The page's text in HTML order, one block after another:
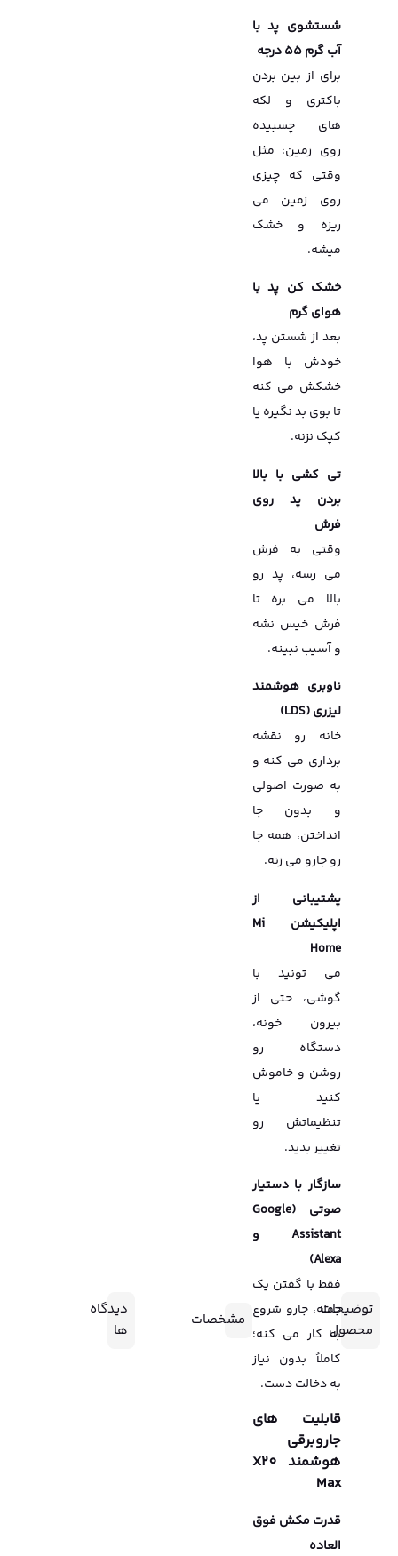
توضیحات
محصول
شستشوی پد با
آب گرم ۵۵ درجه
برای از بین بردن
باکتری و لکه
های چسبیده
روی زمین؛ مثل
وقتی که چیزی
روی زمین می
ریزه و خشک
میشه.
خشک کن پد با
هوای گرم
بعد از شستن پد،
خودش با هوا
خشکش می کنه
تا بوی بد نگیره یا
کپک نزنه.
تی کشی با بالا
بردن پد روی
فرش
وقتی به فرش
می رسه، پد رو
بالا می بره تا
فرش خیس نشه
و آسیب نبینه.
ناوبری هوشمند
لیزری (LDS)
خانه رو نقشه
برداری می کنه و
به صورت اصولی
و بدون جا
انداختن، همه جا
رو جارو می زنه.
پشتیبانی از
اپلیکیشن Mi
Home
می تونید با
گوشی، حتی از
بیرون خونه،
دستگاه رو
روشن و خاموش
کنید یا
تنظیماتش رو
تغییر بدید.
سازگار با دستیار
صوتی (Google
Assistant و
Alexa)
فقط با گفتن یک
جمله، جارو شروع
به کار می کنه؛
کاملاً بدون نیاز
به دخالت دست.
قابلیت های
جاروبرقی
هوشمند X20
Max
قدرت مکش فوق
العاده
مشخصات
دیدگاه
ها